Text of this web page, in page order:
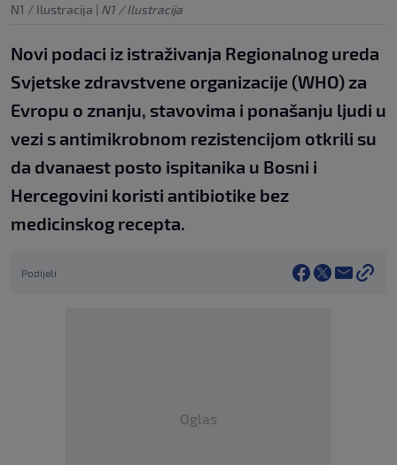
N1 / Ilustracija | N1 / Ilustracija
Novi podaci iz istraživanja Regionalnog ureda
Svjetske zdravstvene organizacije (WHO) za
Evropu o znanju, stavovima i ponašanju ljudi u
vezi s antimikrobnom rezistencijom otkrili su
da dvanaest posto ispitanika u Bosni i
Hercegovini koristi antibiotike bez
medicinskog recepta.
Podijeli
Oglas